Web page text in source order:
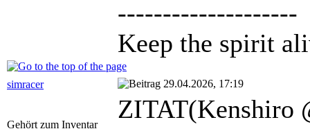
--------------------
Keep the spirit
simracer 29.04.2026, 17:19
Gehört zum Inventar
ZITAT(Kenshiro